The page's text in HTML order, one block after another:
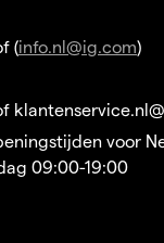
(info.nl@ig.com)
voor
09:00-19:00